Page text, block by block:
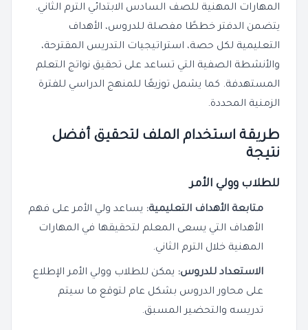
المهارات المهنية للصف السادس الابتدائي الترم الثاني.
يتضمن الدفتر خططًا مفصلة للدروس، الأهداف
التعليمية لكل حصة، استراتيجيات التدريس المقترحة،
والأنشطة الصفية التي تساعد على تحقيق نواتج التعلم
المستهدفة. كما يشمل توزيعًا للمنهج الدراسي للفترة
الزمنية المحددة.
طريقة استخدام الملف لتحقيق أفضل
نتيجة
للطلاب وولي الأمر
متابعة الأهداف التعليمية: يساعد ولي الأمر على فهم
الأهداف التي يسعى المعلم لتحقيقها في المهارات
المهنية خلال الترم الثاني.
الاستعداد للدروس: يمكن للطلاب وولي الأمر الإطلاع
على محاور الدروس بشكل عام لتوقع ما سيتم
تدريسه والتحضير المسبق.